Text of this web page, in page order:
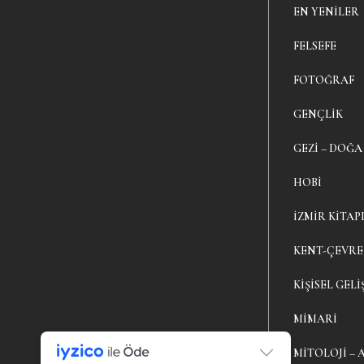
EN YENILER
FELSEFE
FOTOĞRAF
GENÇLIK
GEZI – DOĞA
HOBI
İZMIR
KENT-ÇEVRE
KIŞISEL
MIMARI
MITOLOJI –